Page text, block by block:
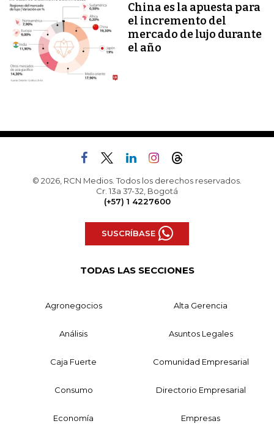
China es la apuesta para
el incremento del
mercado de lujo durante
el año
© 2026, RCN Medios. Todos los derechos reservados.
Cr. 13a 37-32, Bogotá
(+57) 1 4227600
SUSCRÍBASE
TODAS LAS SECCIONES
Agronegocios Alta Gerencia
Análisis Asuntos Legales
Caja Fuerte Comunidad Empresarial
Consumo Directorio Empresarial
Economía Empresas